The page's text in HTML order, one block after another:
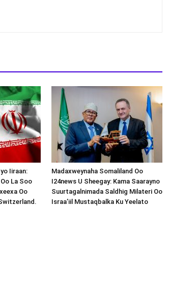
Iiraan:
La Soo
Oo
Madaxweynaha Somaliland Oo
I24news U Sheegay: Kama Saarayno
Suurtagalnimada Saldhig Milateri Oo
Israa’iil Mustaqbalka Ku Yeelato